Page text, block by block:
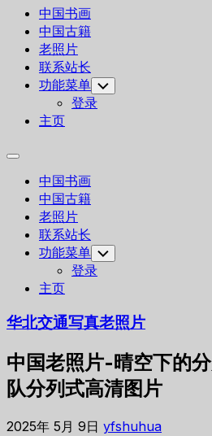
中国书画
中国古籍
老照片
联系站长
功能菜单 Toggle
Child
Menu
登录
主页
Expand
中国书画
中国古籍
老照片
联系站长
功能菜单 Toggle
Child
Menu
登录
主页
华北交通写真老照片
中国老照片-晴空下的
队分列式高清图片
2025年 5月 9日 yfshuhua